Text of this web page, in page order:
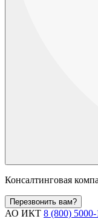
Консалтинговая
Перезвонить вам?
АО ИКТ 8 (800) 5000-